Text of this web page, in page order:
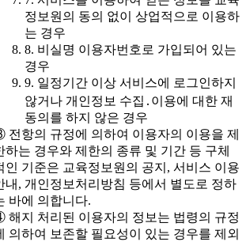
정보원의 동의 없이 상업적으로 이용하
는 경우
8. 비실명 이용자번호로 가입되어 있는
경우
9. 일정기간 이상 서비스에 로그인하지
않거나 개인정보 수집․이용에 대한 재
동의를 하지 않은 경우
전항의 규정에 의하여 이용자의 이용을 제
하는 경우와 제한의 종류 및 기간 등 구체
인 기준은 교육정보원의 공지, 서비스 이용
내, 개인정보처리방침 등에서 별도로 정하
바에 의합니다.
해지 처리된 이용자의 정보는 법령의 규정
의하여 보존할 필요성이 있는 경우를 제외